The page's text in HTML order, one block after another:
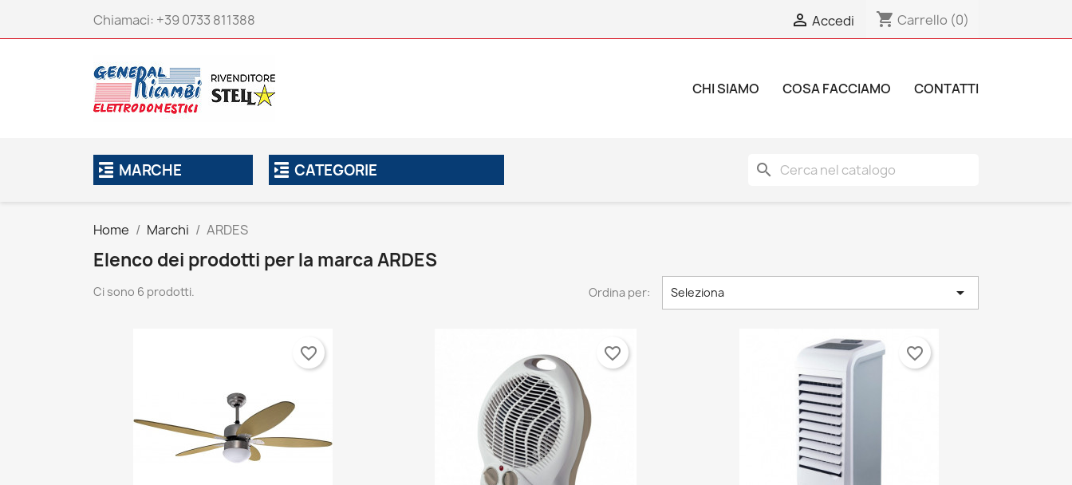
Chiamaci: +39 0733 811388  Accedi shopping_cart Carrello (0)
CHI SIAMO COSA FACCIAMO CONTATTI
MARCHE CATEGORIE search
Home Marchi ARDES
Elenco dei prodotti per la marca ARDES
Ci sono 6 prodotti. Ordina per: Seleziona 
favorite_border favorite_border favorite_border